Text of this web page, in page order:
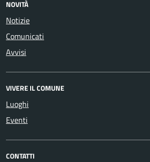
NOVITÀ
Notizie
Comunicati
Avvisi
VIVERE IL COMUNE
Luoghi
Eventi
CONTATTI